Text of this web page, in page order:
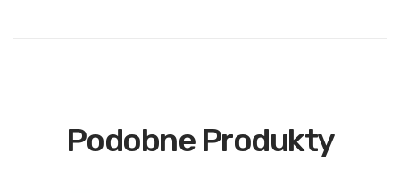
Podobne Produkty